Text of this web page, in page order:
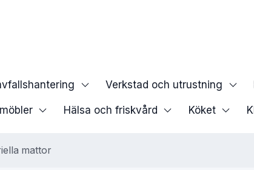
Verkstad och utrustning
Hälsa och friskvård Köket
mattor